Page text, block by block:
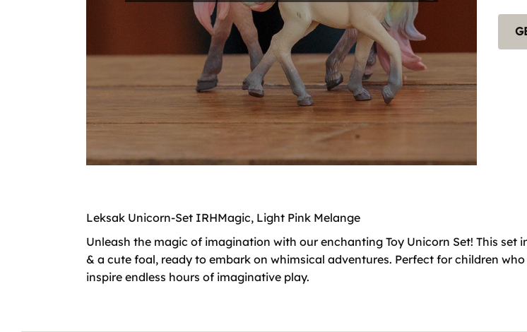
Leksak Unicorn-Set IRHMagic, Light Pink Melange
Unleash the magic of imagination with our enchanting Toy Unicorn Set! This
& a cute foal, ready to embark on whimsical adventures. Perfect for children
inspire endless hours of imaginative play.